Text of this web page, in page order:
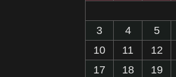
3
4 5
10
11 12
17
18 19